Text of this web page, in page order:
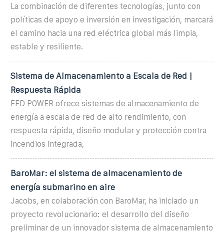
La combinación de diferentes tecnologías, junto con
políticas de apoyo e inversión en investigación, marcará
el camino hacia una red eléctrica global más limpia,
estable y resiliente.
Sistema de Almacenamiento a Escala de Red |
Respuesta Rápida
FFD POWER ofrece sistemas de almacenamiento de
energía a escala de red de alto rendimiento, con
respuesta rápida, diseño modular y protección contra
incendios integrada,
BaroMar: el sistema de almacenamiento de
energía submarino en aire
Jacobs, en colaboración con BaroMar, ha iniciado un
proyecto revolucionario: el desarrollo del diseño
preliminar de un innovador sistema de almacenamiento